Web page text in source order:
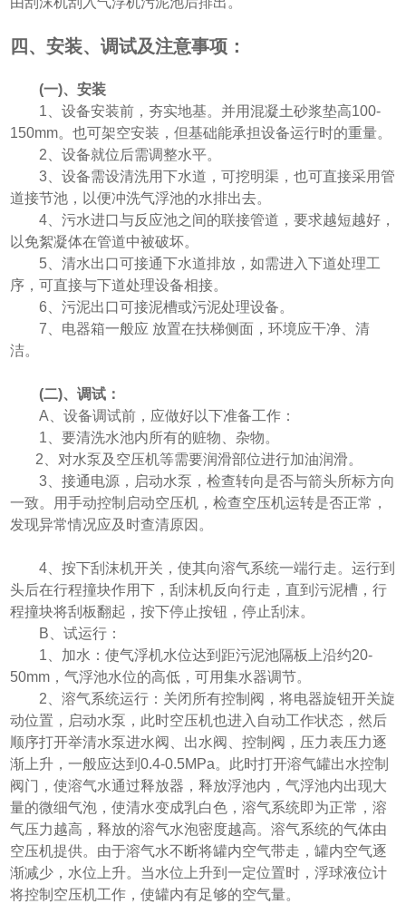
四、安装、调试及注意事项：
(一)、安装
1、设备安装前，夯实地基。并用混凝土砂浆垫高100-
150mm。也可架空安装，但基础能承担设备运行时的重量。
2、设备就位后需调整水平。
3、设备需设清洗用下水道，可挖明渠，也可直接采用管
道接节池，以便冲洗气浮池的水排出去。
4、污水进口与反应池之间的联接管道，要求越短越好，
以免絮凝体在管道中被破坏。
5、清水出口可接通下水道排放，如需进入下道处理工
序，可直接与下道处理设备相接。
6、污泥出口可接泥槽或污泥处理设备。
7、电器箱一般应 放置在扶梯侧面，环境应干净、清
洁。
(二)、调试：
A、设备调试前，应做好以下准备工作：
1、要清洗水池内所有的赃物、杂物。
2、对水泵及空压机等需要润滑部位进行加油润滑。
3、接通电源，启动水泵，检查转向是否与箭头所标方向
一致。用手动控制启动空压机，检查空压机运转是否正常，
发现异常情况应及时查清原因。
4、按下刮沫机开关，使其向溶气系统一端行走。运行到
头后在行程撞块作用下，刮沫机反向行走，直到污泥槽，行
程撞块将刮板翻起，按下停止按钮，停止刮沫。
B、试运行：
1、加水：使气浮机水位达到距污泥池隔板上沿约20-
50mm，气浮池水位的高低，可用集水器调节。
2、溶气系统运行：关闭所有控制阀，将电器旋钮开关旋
动位置，启动水泵，此时空压机也进入自动工作状态，然后
顺序打开举清水泵进水阀、出水阀、控制阀，压力表压力逐
渐上升，一般应达到0.4-0.5MPa。此时打开溶气罐出水控制
阀门，使溶气水通过释放器，释放浮池内，气浮池内出现大
量的微细气泡，使清水变成乳白色，溶气系统即为正常，溶
气压力越高，释放的溶气水泡密度越高。溶气系统的气体由
空压机提供。由于溶气水不断将罐内空气带走，罐内空气逐
渐减少，水位上升。当水位上升到一定位置时，浮球液位计
将控制空压机工作，使罐内有足够的空气量。